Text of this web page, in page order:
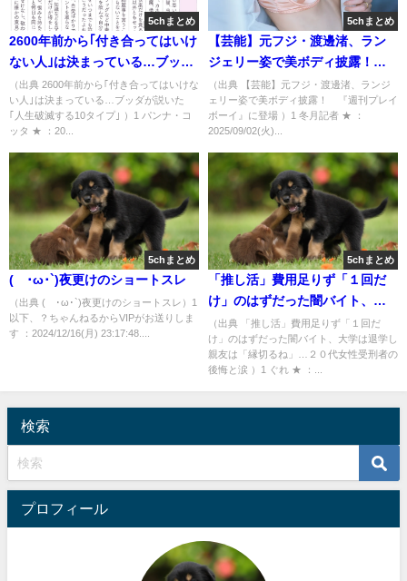
5chまとめ
2600年前から｢付き合ってはいけ
ない人｣は決まっている…ブッダ
が説いた｢人生破滅する10タイ
プ｣ [パンナ・コッタ★]
（出典 2600年前から｢付き合ってはいけな
い人｣は決まっている…ブッダが説いた
｢人生破滅する10タイプ｣ ）1 パンナ・コ
ッタ ★ ：20...
5chまとめ
【芸能】元フジ・渡邊渚、ラン
ジェリー姿で美ボディ披露！
『週刊プレイボーイ』に登場 [冬
月記者★]
（出典 【芸能】元フジ・渡邊渚、ランジ
ェリー姿で美ボディ披露！ 『週刊プレイ
ボーイ』に登場 ）1 冬月記者 ★ ：
2025/09/02(火)...
5chまとめ
(´･ω･`)夜更けのショートスレ
（出典 (´･ω･`)夜更けのショートスレ）1
以下、？ちゃんねるからVIPがお送りしま
す ：2024/12/16(月) 23:17:48....
5chまとめ
「推し活」費用足りず「１回だ
け」のはずだった闇バイト、大
学は退学し親友は「縁切るね」
…２０代女性受刑者の後悔と涙
[ぐれ★]
（出典 「推し活」費用足りず「１回だ
け」のはずだった闇バイト、大学は退学し
親友は「縁切るね」…２０代女性受刑者の
後悔と涙 ）1 ぐれ ★ ：...
検索
プロフィール